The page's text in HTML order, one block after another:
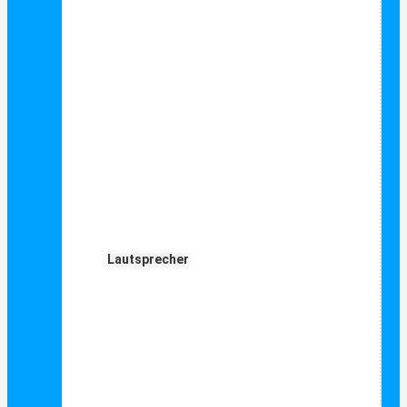
Lautsprecher